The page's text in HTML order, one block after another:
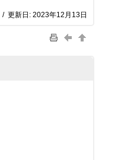
更新日: 2023年12月13日